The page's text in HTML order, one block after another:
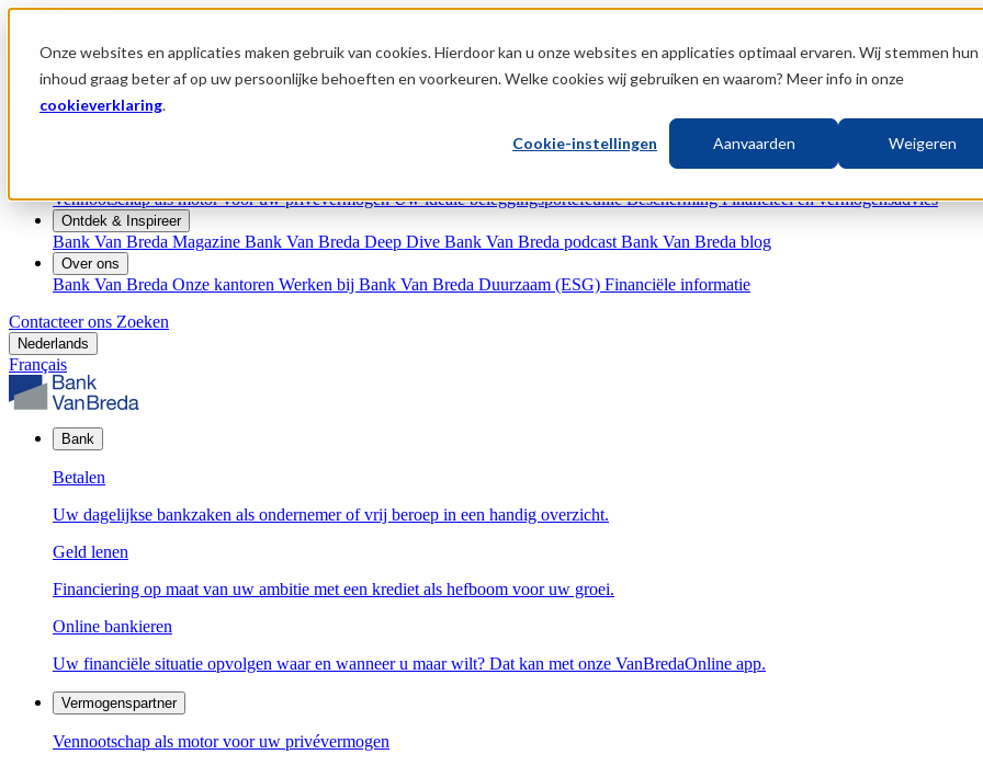
Onze websites en applicaties maken gebruik van cookies. Hierdoor kan u onze websites en applicaties optimaal ervaren. Wij stemmen hun
inhoud graag beter af op uw persoonlijke behoeften en voorkeuren. Welke cookies wij gebruiken en waarom? Meer info in onze
cookieverklaring.
Cookie-instellingen Aanvaarden Weigeren
Skip to content
Vennootschap als motor voor uw privévermogenUw ideale beleggingsportefeuilleBeschermingFinancieel en vermogensadvies
Ontdek & Inspireer
Bank Van Breda Magazine Bank Van Breda Deep Dive Bank Van Breda podcast Bank Van Breda blog
Over ons
Bank Van Breda Onze kantoren Werken bij Bank Van Breda Duurzaam (ESG) Financiële informatie
Contacteer ons Zoeken
Nederlands
Français
Bank
Betalen
Uw dagelijkse bankzaken als ondernemer of vrij beroep in een handig overzicht.
Geld lenen
Financiering op maat van uw ambitie met een krediet als hefboom voor uw groei.
Online bankieren
Uw financiële situatie opvolgen waar en wanneer u maar wilt? Dat kan met onze VanBredaOnline app.
Vermogenspartner
Vennootschap als motor voor uw privévermogen